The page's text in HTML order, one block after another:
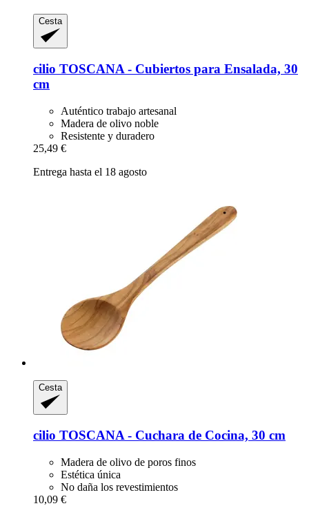
Cesta
cilio TOSCANA -​ Cubiertos para Ensalada, 30
cm
Auténtico trabajo artesanal
Madera de olivo noble
Resistente y duradero
25,49 €
Entrega hasta el 18 agosto
Cesta
cilio TOSCANA -​ Cuchara de Cocina, 30 cm
Madera de olivo de poros finos
Estética única
No daña los revestimientos
10,09 €